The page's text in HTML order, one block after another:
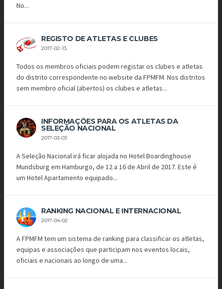
No...
REGISTO DE ATLETAS E CLUBES
2017-02-13
Todos os membros oficiais podem registar os clubes e atletas
do distrito correspondente no website da FPMFM. Nos distritos
sem membro oficial (abertos) os clubes e atletas...
INFORMAÇÕES PARA OS ATLETAS DA
SELEÇÃO NACIONAL
2017-03-03
A Seleção Nacional irá ficar alojada no Hotel Boardinghouse
Mundsburg em Hamburgo, de 12 a 16 de Abril de 2017. Este é
um Hotel Apartamento equipado...
RANKING NACIONAL E INTERNACIONAL
2017-04-02
A FPMFM tem um sistema de ranking para classificar os atletas,
equipas e associações que participam nos eventos locais,
oficiais e nacionais ao longo de uma...